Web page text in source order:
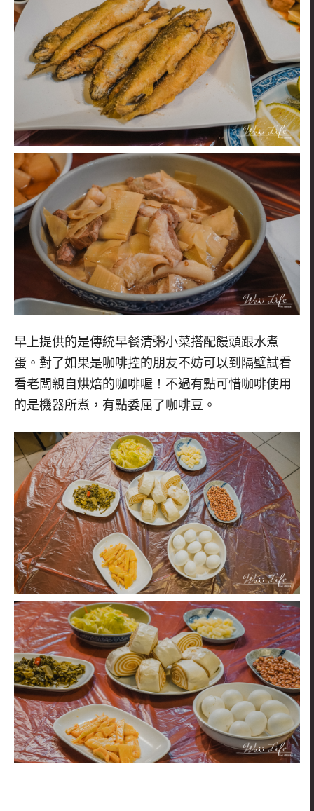
早上提供的是傳統早餐清粥小菜搭配饅頭跟水煮
蛋。對了如果是咖啡控的朋友不妨可以到隔壁試看
看老闆親自烘焙的咖啡喔！不過有點可惜咖啡使用
的是機器所煮，有點委屈了咖啡豆。